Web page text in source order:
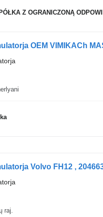
Z OGRANICZONĄ
Volvo FH12 ,
raj.